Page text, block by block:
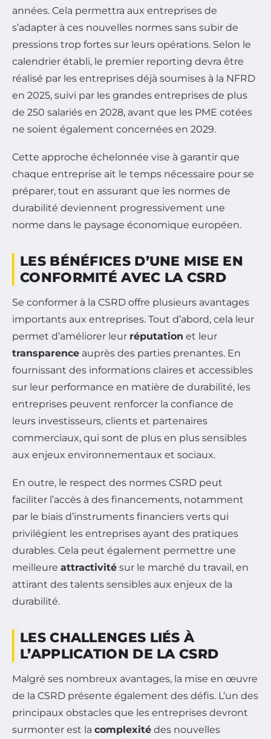
années. Cela permettra aux entreprises de
s’adapter à ces nouvelles normes sans subir de
pressions trop fortes sur leurs opérations. Selon le
calendrier établi, le premier reporting devra être
réalisé par les entreprises déjà soumises à la NFRD
en 2025, suivi par les grandes entreprises de plus
de 250 salariés en 2028, avant que les PME cotées
ne soient également concernées en 2029.
Cette approche échelonnée vise à garantir que
chaque entreprise ait le temps nécessaire pour se
préparer, tout en assurant que les normes de
durabilité deviennent progressivement une
norme dans le paysage économique européen.
LES BÉNÉFICES D’UNE MISE EN
CONFORMITÉ AVEC LA CSRD
Se conformer à la CSRD offre plusieurs avantages
importants aux entreprises. Tout d’abord, cela leur
permet d’améliorer leur réputation et leur
transparence auprès des parties prenantes. En
fournissant des informations claires et accessibles
sur leur performance en matière de durabilité, les
entreprises peuvent renforcer la confiance de
leurs investisseurs, clients et partenaires
commerciaux, qui sont de plus en plus sensibles
aux enjeux environnementaux et sociaux.
En outre, le respect des normes CSRD peut
faciliter l’accès à des financements, notamment
par le biais d’instruments financiers verts qui
privilégient les entreprises ayant des pratiques
durables. Cela peut également permettre une
meilleure attractivité sur le marché du travail, en
attirant des talents sensibles aux enjeux de la
durabilité.
LES CHALLENGES LIÉS À
L’APPLICATION DE LA CSRD
Malgré ses nombreux avantages, la mise en œuvre
de la CSRD présente également des défis. L’un des
principaux obstacles que les entreprises devront
surmonter est la complexité des nouvelles